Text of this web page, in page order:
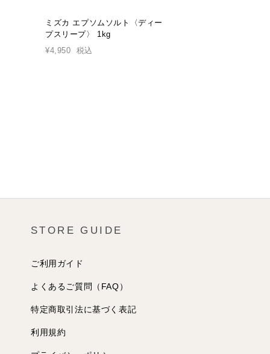
ミズカ エプソムソルト〈ディー
プスリープ〉 1kg
¥4,950
税込
STORE GUIDE
ご利用ガイド
よくあるご質問（FAQ）
特定商取引法に基づく表記
利用規約